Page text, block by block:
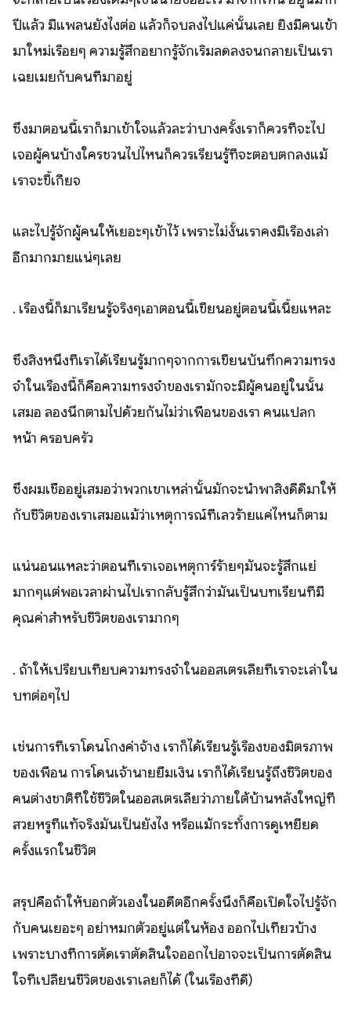
ปีแล้ว มีแพลนยังไงต่อ แล้วก็จบลงไปแค่นั้นเลย ยิ่งมีคนเข้า
มาใหม่เรื่อยๆ ความรู้สึกอยากรู้จักเริ่มลดลงจนกลายเป็นเรา
เฉยเมยกับคนที่มาอยู่
ซึ่งมาตอนนี้เราก็มาเข้าใจแล้วละว่าบางครั้งเราก็ควรที่จะไป
เจอผู้คนบ้างใครชวนไปไหนก็ควรเรียนรู้ที่จะตอบตกลงแม้
เราจะขี้เกียจ
และไปรู้จักผู้คนให้เยอะๆเข้าไว้ เพราะไม่งั้นเราคงมีเรื่องเล่า
อีกมากมายแน่ๆเลย
. เรื่องนี้ก็มาเรียนรู้จริงๆเอาตอนนี้เขียนอยู่ตอนนี้เนี้ยแหละ
ซึ่งสิ่งหนึ่งที่เราได้เรียนรู้มากๆจากการเขียนบันทึกความทรง
จำในเรื่องนี้ก็คือความทรงจำของเรามักจะมีผู้คนอยู่ในนั้น
เสมอ ลองนึกตามไปด้วยกันไม่ว่าเพื่อนของเรา คนแปลก
หน้า ครอบครัว
ซึ่งผมเชื่ออยู่เสมอว่าพวกเขาเหล่านั้นมักจะนำพาสิ่งดีดีมาให้
กับชีวิตของเราเสมอแม้ว่าเหตุการณ์ที่เลวร้ายแค่ไหนก็ตาม
แน่นอนแหละว่าตอนที่เราเจอเหตุการ์ร้ายๆมันจะรู้สึกแย่
มากๆแต่พอเวลาผ่านไปเรากลับรู้สึกว่ามันเป็นบทเรียนที่มี
คุณค่าสำหรับชีวิตของเรามากๆ
. ถ้าให้เปรียบเทียบความทรงจำในออสเตรเลียที่เราจะเล่าใน
บทต่อๆไป
เช่นการที่เราโดนโกงค่าจ้าง เราก็ได้เรียนรู้เรื่องของมิตรภาพ
ของเพื่อน การโดนเจ้านายยืมเงิน เราก็ได้เรียนรู้ถึงชีวิตของ
คนต่างชาติที่ใช้ชีวิตในออสเตรเลียว่าภายใต้บ้านหลังใหญ่ที่
สวยหรูที่แท้จริงมันเป็นยังไง หรือแม้กระทั้งการดูเหยียด
ครั้งแรกในชีวิต
สรุปคือถ้าให้บอกตัวเองในอดีตอีกครั้งนึงก็คือเปิดใจไปรู้จัก
กับคนเยอะๆ อย่าหมกตัวอยู่แต่ในห้อง ออกไปเที่ยวบ้าง
เพราะบางทีการตัดเราตัดสินใจออกไปอาจจะเป็นการตัดสิน
ใจที่เปลี่ยนชีวิตของเราเลยก็ได้ (ในเรื่องที่ดี)